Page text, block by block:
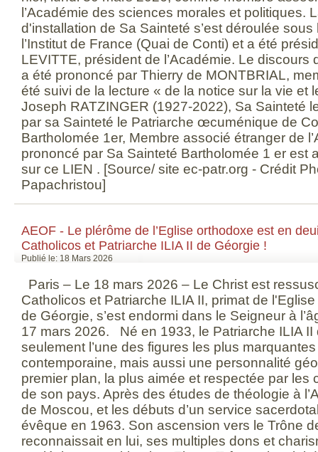
l’Académie des sciences morales et politiques.
d'installation de Sa Sainteté s’est déroulée
l’Institut de France (Quai de Conti) et a été
LEVITTE, président de l’Académie. Le discours
a été prononcé par Thierry de MONTBRIAL,
été suivi de la lecture « de la notice sur la vie et
Joseph RATZINGER (1927-2022), Sa Sainteté
par sa Sainteté le Patriarche œcuménique de
Bartholomée 1er, Membre associé étranger de
prononcé par Sa Sainteté Bartholomée 1 er est
sur ce LIEN . [Source/ site ec-patr.org - Crédit
Papachristou]
AEOF - Le plérôme de l’Eglise orthodoxe est en
Catholicos et Patriarche ILIA II de Géorgie !
Publié le: 18 Mars 2026
Paris – Le 18 mars 2026 – Le Christ est
Catholicos et Patriarche ILIA II, primat de
de Géorgie, s’est endormi dans le Seigneur à
17 mars 2026. Né en 1933, le Patriarche ILIA II
seulement l’une des figures les plus
contemporaine, mais aussi une personnalité
premier plan, la plus aimée et respectée par les
de son pays. Après des études de théologie à
de Moscou, et les débuts d’un service
évêque en 1963. Son ascension vers le Trône
reconnaissait en lui, ses multiples dons et